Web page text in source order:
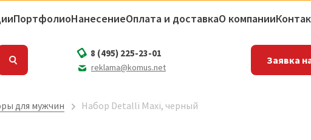
ПортфолиоНанесениеОплата и доставкаО компании
8 (495) 225-23-01
reklama@komus.net
Заявка
для мужчин Набор Detalli Maxi, черный